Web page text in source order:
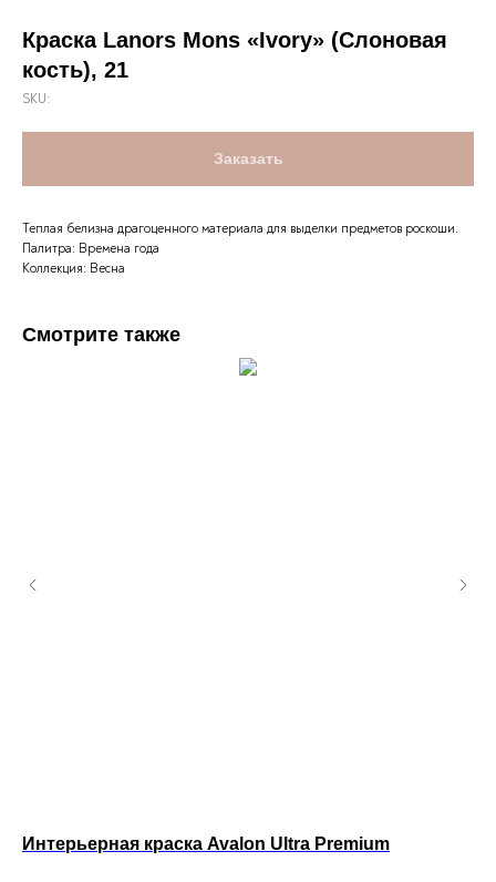
Краска Lanors Mons «Ivory» (Слоновая
кость), 21
SKU:
Заказать
Теплая белизна драгоценного материала для выделки предметов роскоши.
Палитра: Времена года
Коллекция: Весна
Смотрите также
Интерьерная краска Avalon Ultra Premium